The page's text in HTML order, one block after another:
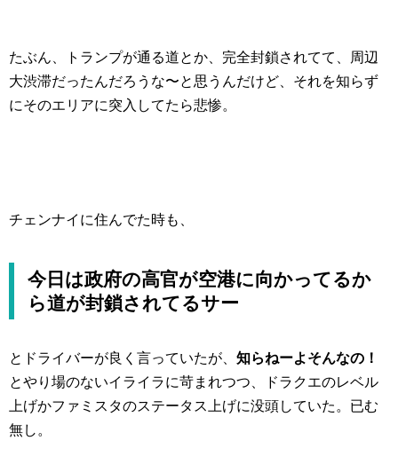
たぶん、トランプが通る道とか、完全封鎖されてて、周辺
大渋滞だったんだろうな〜と思うんだけど、それを知らず
にそのエリアに突入してたら悲惨。
チェンナイに住んでた時も、
今日は政府の高官が空港に向かってるか
ら道が封鎖されてるサー
とドライバーが良く言っていたが、 知らねーよそんなの！
とやり場のないイライラに苛まれつつ、ドラクエのレベル
上げかファミスタのステータス上げに没頭していた。已む
無し。